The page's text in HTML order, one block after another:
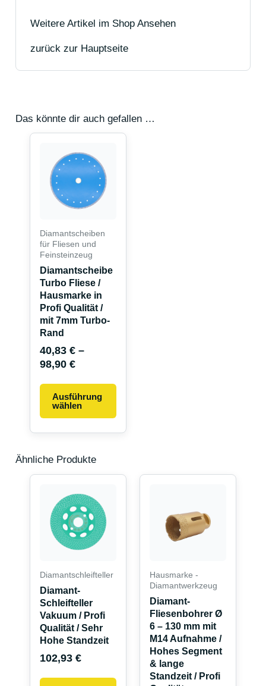
Weitere Artikel im Shop Ansehen
zurück zur Hauptseite
Das könnte dir auch gefallen …
Diamantscheiben
für Fliesen und
Feinsteinzeug
Diamantscheibe
Turbo Fliese /
Hausmarke in
Profi Qualität /
mit 7mm Turbo-
Rand
40,83€ –
98,90€
Ausführung
wählen
Ähnliche Produkte
Diamantschleifteller
Diamant-
Schleifteller
Vakuum / Profi
Qualität / Sehr
Hohe Standzeit
102,93€
Hausmarke -
Diamantwerkzeug
Diamant-
Fliesenbohrer Ø
6 – 130 mm mit
M14 Aufnahme /
Hohes Segment
& lange
Standzeit / Profi